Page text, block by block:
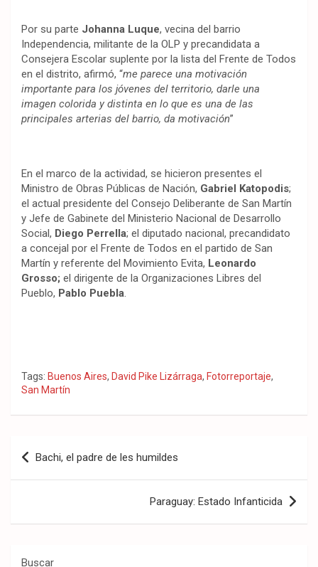
Por su parte Johanna Luque, vecina del barrio
Independencia, militante de la OLP y precandidata a
Consejera Escolar suplente por la lista del Frente de Todos
en el distrito, afirmó, “me parece una motivación
importante para los jóvenes del territorio, darle una
imagen colorida y distinta en lo que es una de las
principales arterias del barrio, da motivación”
En el marco de la actividad, se hicieron presentes el
Ministro de Obras Públicas de Nación, Gabriel Katopodis;
el actual presidente del Consejo Deliberante de San Martín
y Jefe de Gabinete del Ministerio Nacional de Desarrollo
Social, Diego Perrella; el diputado nacional, precandidato
a concejal por el Frente de Todos en el partido de San
Martín y referente del Movimiento Evita, Leonardo
Grosso; el dirigente de la Organizaciones Libres del
Pueblo, Pablo Puebla.
Tags: Buenos Aires, David Pike Lizárraga, Fotorreportaje,
San Martín
Navegación
de
Bachi, el padre de les humildes
Paraguay: Estado Infanticida
Buscar